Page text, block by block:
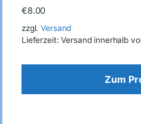
€8.00
zzgl.Versand
Lieferzeit: Versand innerhalb
Zum